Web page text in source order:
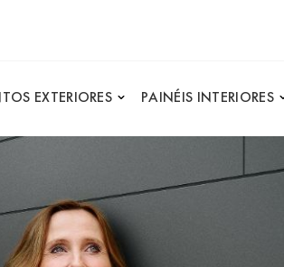
EXTERIORES PAINÉIS INTERIORES